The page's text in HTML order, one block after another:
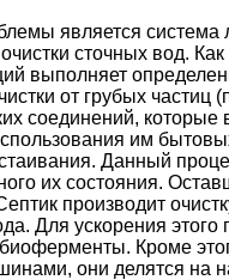
является система
сточных вод.
выполняет
от грубых частиц
соединений, которые
им
Данный
их состояния.
производит
Для ускорения
Кроме
они делятся на